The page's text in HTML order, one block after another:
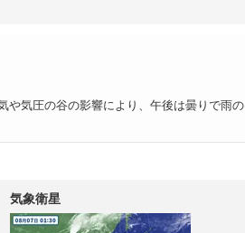
や気圧の谷の影響により、午後は曇りで雨の
気象衛星